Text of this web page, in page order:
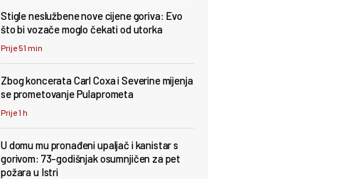
Stigle neslužbene nove cijene goriva: Evo
što bi vozače moglo čekati od utorka
Prije 51 min
Zbog koncerata Carl Coxa i Severine mijenja
se prometovanje Pulaprometa
Prije 1 h
U domu mu pronađeni upaljač i kanistar s
gorivom: 73-godišnjak osumnjičen za pet
požara u Istri